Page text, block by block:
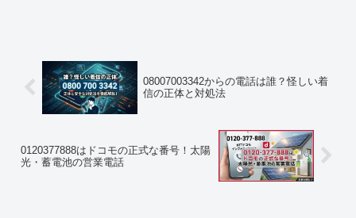
08007003342からの電話は誰？怪しい着
信の正体と対処法
0120377888はドコモの正式な番号！太陽
光・蓄電池の営業電話